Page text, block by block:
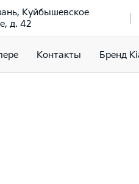
Куйбышевское
д. 42
Контакты Бренд